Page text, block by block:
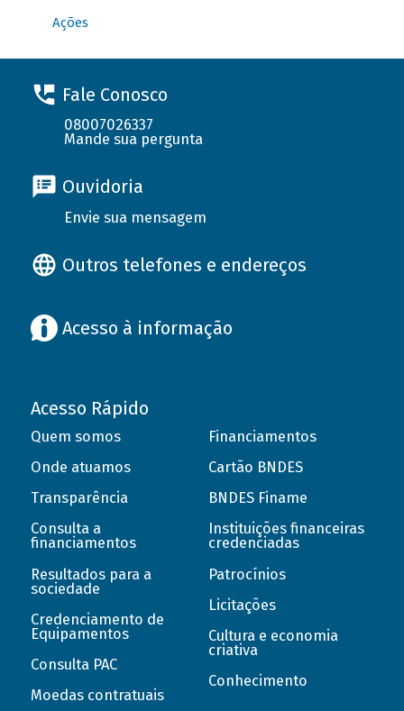
Ações
Fale Conosco
08007026337
Mande sua pergunta
Ouvidoria
Envie sua mensagem
Outros telefones e endereços
Acesso à informação
Acesso Rápido
Quem somos
Onde atuamos
Transparência
Consulta a
financiamentos
Resultados para a
sociedade
Credenciamento de
Equipamentos
Consulta PAC
Moedas contratuais
Financiamentos
Cartão BNDES
BNDES Finame
Instituições financeiras
credenciadas
Patrocínios
Licitações
Cultura e economia
criativa
Conhecimento